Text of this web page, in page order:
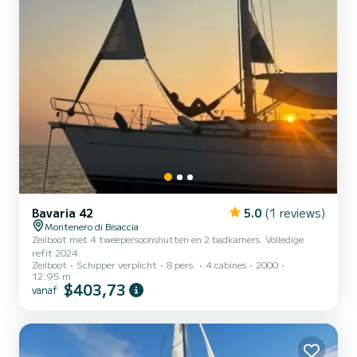
Bavaria 42 5.0 (1 reviews)
Montenero di Bisaccia
Zeilboot met 4 tweepersoonshutten en 2 badkamers. Volledige
refit 2024.
Zeilboot
Schipper verplicht 8 pers. 4 cabines
2000
12.95 m
vanaf $403,73